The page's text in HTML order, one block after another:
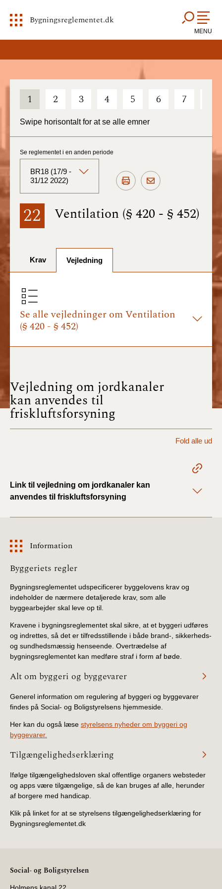
Bygningsreglementet.dk
MENU
1 2 3 4 5 6 7
Swipe horisontalt for at se alle emner
22 Ventilation (§ 420 - § 452)
Se reglementet i en anden periode
BR18 (17/9 -
31/12 2022)
BR18 (Aktuelt)
BR18 (1/1-30/6
BR18 (1/7- 31/12
2024)
2024)
2023)
BR18 (17/9 - 31/12
2022)
2022)
2021)
BR18 (1/1-29/6
2020)
BR18 (10/3-30/6
2020)
BR18 (1/1-9/3 2020)
BR18 (4/7-31/12
2019)
BR18 (1/1-4/7 2019)
BR18 (1/7-31/12
2018)
Tidligere BR (1961-
Krav Vejledning
Se alle vejledninger om Ventilation
(§ 420 - § 452)
Vejledning om jordkanaler
kan anvendes til
friskluftsforsyning
Fold alle ud
Link til vejledning om jordkanaler kan
anvendes til friskluftsforsyning
Information
Information
Byggeriets regler
Bygningsreglementet udspecificerer byggelovens krav og
indeholder de nærmere detaljerede krav, som alle
byggearbejder skal leve op til.
Kravene i bygningsreglementet skal sikre, at et byggeri udføres
og indrettes, så det er tilfredsstillende i både brand-, sikkerheds-
og sundhedsmæssig henseende. Overtrædelse af
bygningsreglementet kan medføre straf i form af bøde.
Alt om byggeri og byggevarer
Generel information om regulering af byggeri og byggevarer
findes på Social- og Boligstyrelsens hjemmeside.
Her kan du også læse styrelsens nyheder om byggeri og
byggevarer.
Tilgængelighedserklæring
Ifølge tilgængelighedsloven skal offentlige organers websteder
og apps være tilgængelige, så de kan bruges af alle, herunder
af borgere med handicap.
Klik på linket for at se styrelsens tilgængelighedserklæring for
Bygningsreglementet.dk
Social- og Boligstyrelsen